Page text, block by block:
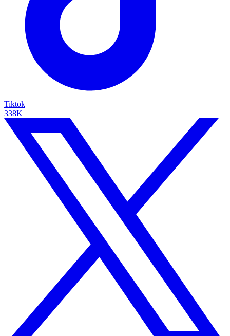
Tiktok
338K